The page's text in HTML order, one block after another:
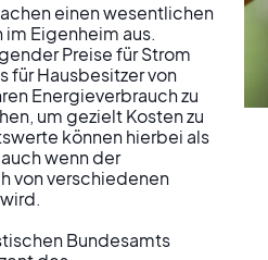
im
effektiv
einen wesentlichen
Eigenheim aus.
Preise für Strom
für Hausbesitzer von
Energieverbrauch zu
um gezielt Kosten zu
können hierbei als
wenn der
von verschiedenen
Bundesamts